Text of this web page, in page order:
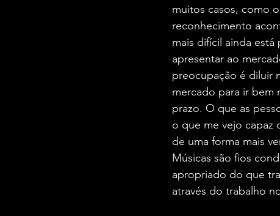
muitos casos, como
reconhecimento
mais difícil ainda
apresentar ao
preocupação é diluir
mercado para ir bem
prazo. O que as
o que me vejo capaz
de uma forma mais
Músicas são fios
apropriado do que
através do trabalho